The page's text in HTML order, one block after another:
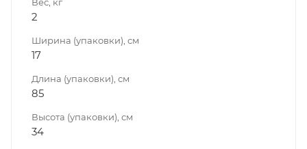
2
Ширина (упаковки), см
17
Длина (упаковки), см
85
Высота (упаковки), см
34